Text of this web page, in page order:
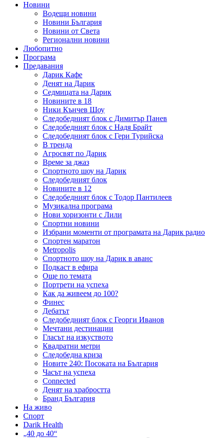
Новини
Водещи новини
Новини България
Новини от Света
Регионални новини
Любопитно
Програма
Предавания
Дарик Кафе
Денят на Дарик
Седмицата на Дарик
Новините в 18
Ники Кънчев Шоу
Следобедният блок с Димитър Панев
Следобедният блок с Надя Брайт
Следобедният блок с Гери Турийска
В тренда
Агросвят по Дарик
Време за джаз
Спортното шоу на Дарик
Следобедният блок
Новините в 12
Следобедният блок с Тодор Пантилеев
Музикална програма
Нови хоризонти с Лили
Спортни новини
Избрани моменти от програмата на Дарик радио
Спортен маратон
Metropolis
Спортното шоу на Дарик в аванс
Подкаст в ефира
Още по темата
Портрети на успеха
Как да живеем до 100?
Финес
Дебатът
Следобедният блок с Георги Иванов
Мечтани дестинации
Гласът на изкуството
Квадратни метри
Следобедна криза
Новите 240: Посоката на България
Часът на успеха
Connected
Денят на храбростта
Бранд България
На живо
Спорт
Darik Health
„40 до 40“